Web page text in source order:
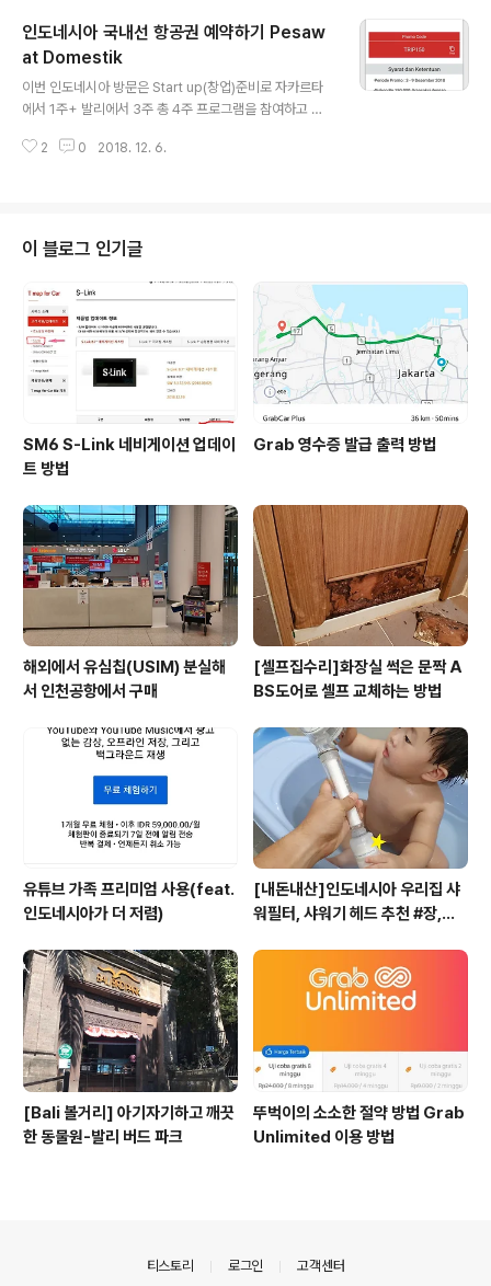
해서 자기에게 맞는 요금제를 선택해서 사용하는 방식입니
다. 인도네시아 요금제도 시대에 따라 점차 달라지고 있으
며 2020년 5월기준으로 저에게 가장 맞는 요금제와 핸드
폰 요금 절약하는 꿀팁을 소개하려고 합니다^^ 인도네시아
통신사 중 제일 큰 업체이며 가장 대중적으로 사용하는 통
신사가 바로 "Telkomsel" 입니다. 인도네시아에 거주하
인도네시아 국내선 항공권 예약하기 Pesaw
at Domestik
이번 인도네시아 방문은 Start up(창업)준비로 자카르타
에서 1주+ 발리에서 3주 총 4주 프로그램을 참여하고 있
자 내가 자주 사용하는 어플소개 및 황당한 경험을 써 보고
가격은 큰 차이가 없으며, 각 어플별 Promo(프로모션)를
보고 저렴하게 구매한다. 근데, 오늘 아침 예매하려고 했는
데... 어이가 없는 일이...ㅎㅎ 1.Indonesia Flight Promo
2.Treveloka Promo 3.Tiket.com Promo(before)
전 1..
2 0 2018. 12. 6.
이 블로그 인기글
SM6 S-Link 네비게이션 업데이
트 방법
Grab 영수증 발급 출력 방법
해외에서 유심칩(USIM) 분실해
서 인천공항에서 구매
[셀프집수리]화장실 썩은 문짝 A
BS도어로 셀프 교체하는 방법
유튜브 가족 프리미엄 사용(feat.
인도네시아가 더 저렴)
[내돈내산]인도네시아 우리집 샤
워필터, 샤워기 헤드 추천 #장,단
[Bali 볼거리] 아기자기하고 깨끗
한 동물원-발리 버드 파크
뚜벅이의 소소한 절약 방법 Grab
Unlimited 이용 방법
티스토리 로그인 고객센터